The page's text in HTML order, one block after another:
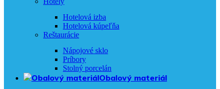
Hotelová izba
Hotelová kúpeľňa
Reštaurácie
Nápojové sklo
Príbory
Stolný porcelán
Obalový materiál